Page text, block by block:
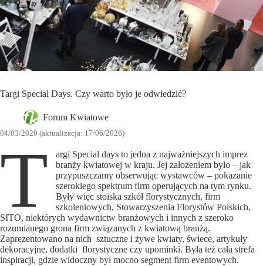
Targi Special Days. Czy warto było je odwiedzić?
Forum Kwiatowe
04/03/2020 (aktualizacja: 17/06/2026)
T
argi Special days to jedna z najważniejszych imprez
branży kwiatowej w kraju. Jej założeniem było – jak
przypuszczamy obserwując wystawców – pokazanie
szerokiego spektrum firm operujących na tym rynku.
Były więc stoiska szkół florystycznych, firm
szkoleniowych, Stowarzyszenia Florystów Polskich,
SITO, niektórych wydawnictw branżowych i innych z szeroko
rozumianego grona firm związanych z kwiatową branżą.
Zaprezentowano na nich sztuczne i żywe kwiaty, świece, artykuły
dekoracyjne, dodatki florystyczne czy upominki. Była też cała strefa
inspiracji, gdzie widoczny był mocno segment firm eventowych.